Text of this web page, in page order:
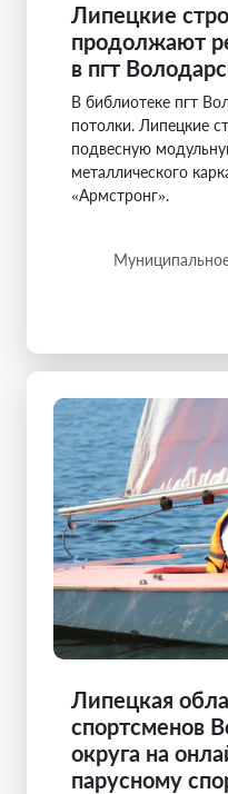
Липецкие
продолжают
в пгт
В библиотеке пгт
потолки. Липецкие
подвесную
металлического
«Армстронг».
Липецкая
спортсменов
округа на
парусному